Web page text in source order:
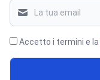
Accetto i termini e la